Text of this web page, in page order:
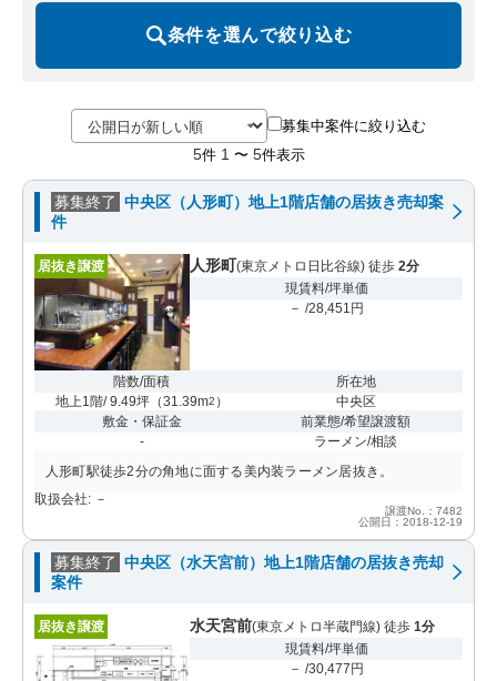
条件を選んで絞り込む
募集中案件に絞り込む
5件 1 〜 5件表示
募集終了 中央区（人形町）地上1階店舗の居抜き売却案
件
居抜き譲渡 人形町(東京メトロ日比谷線) 徒歩 2分
現賃料/坪単価
－ /28,451円
階数/面積
地上1階/ 9.49坪（31.39m2 ）
所在地
中央区
敷金・保証金
-
前業態/希望譲渡額
ラーメン/相談
人形町駅徒歩2分の角地に面する美内装ラーメン居抜き。
取扱会社: －
譲渡No.：7482
公開日：2018-12-19
募集終了 中央区（水天宮前）地上1階店舗の居抜き売却
案件
居抜き譲渡 水天宮前(東京メトロ半蔵門線) 徒歩 1分
現賃料/坪単価
－ /30,477円